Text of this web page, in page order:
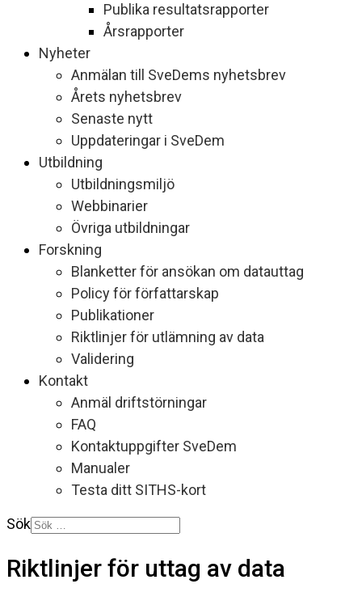
Publika resultatsrapporter
Årsrapporter
Nyheter
Anmälan till SveDems nyhetsbrev
Årets nyhetsbrev
Senaste nytt
Uppdateringar i SveDem
Utbildning
Utbildningsmiljö
Webbinarier
Övriga utbildningar
Forskning
Blanketter för ansökan om datauttag
Policy för författarskap
Publikationer
Riktlinjer för utlämning av data
Validering
Kontakt
Anmäl driftstörningar
FAQ
Kontaktuppgifter SveDem
Manualer
Testa ditt SITHS-kort
Sök
Riktlinjer för uttag av data